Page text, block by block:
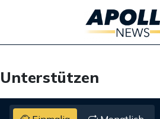
Unterstützen